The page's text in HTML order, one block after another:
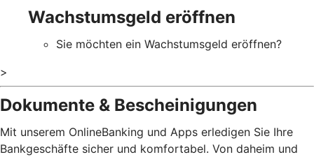
Wachstumsgeld eröffnen
Sie möchten ein Wachstumsgeld eröffnen?
>
Dokumente & Bescheinigungen
Mit unserem OnlineBanking und Apps erledigen Sie Ihre
Bankgeschäfte sicher und komfortabel. Von daheim und